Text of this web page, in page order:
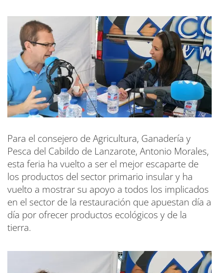
Para el consejero de Agricultura, Ganadería y
Pesca del Cabildo de Lanzarote, Antonio Morales,
esta feria ha vuelto a ser el mejor escaparte de
los productos del sector primario insular y ha
vuelto a mostrar su apoyo a todos los implicados
en el sector de la restauración que apuestan día a
día por ofrecer productos ecológicos y de la
tierra.